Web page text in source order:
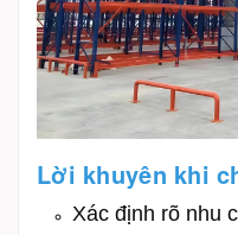
Lời khuyên khi
Xác định rõ nhu